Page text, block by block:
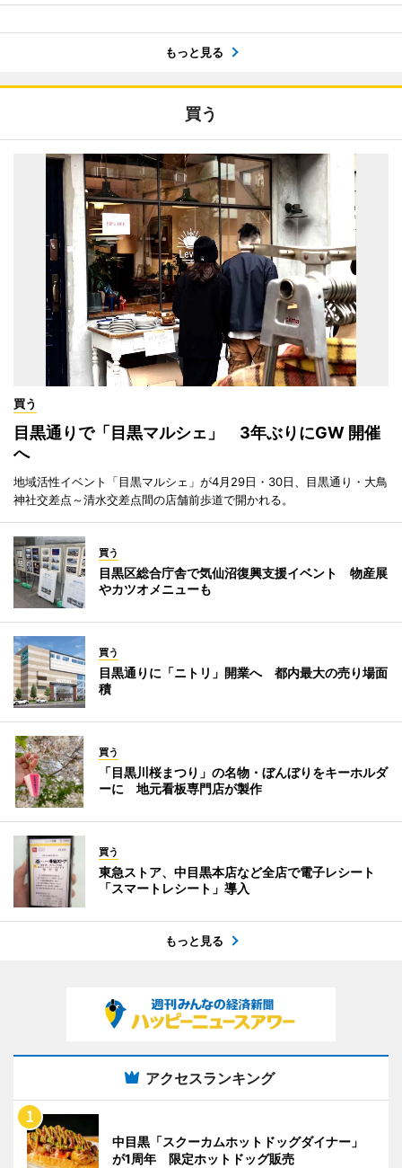
もっと見る
買う
買う
目黒通りで「目黒マルシェ」 3年ぶりにGW 開催
へ
地域活性イベント「目黒マルシェ」が4月29日・30日、目黒通り・大鳥
神社交差点～清水交差点間の店舗前歩道で開かれる。
買う
目黒区総合庁舎で気仙沼復興支援イベント 物産展
やカツオメニューも
買う
目黒通りに「ニトリ」開業へ 都内最大の売り場面
積
買う
「目黒川桜まつり」の名物・ぼんぼりをキーホルダ
ーに 地元看板専門店が製作
買う
東急ストア、中目黒本店など全店で電子レシート
「スマートレシート」導入
もっと見る
アクセスランキング
中目黒「スクーカムホットドッグダイナー」
が1周年 限定ホットドッグ販売